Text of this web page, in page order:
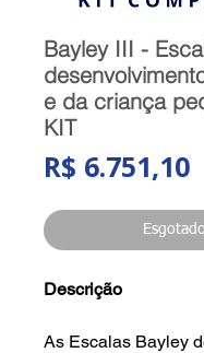
Bayley III -
e da criança
KIT
R$ 6.751,10
Esgotado
Descrição
As Escalas Bayley